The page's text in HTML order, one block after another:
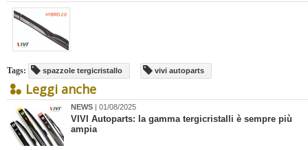
Tags: spazzole tergicristallo vivi autoparts
Leggi anche
NEWS | 01/08/2025
VIVI Autoparts: la gamma tergicristalli è sempre più
ampia